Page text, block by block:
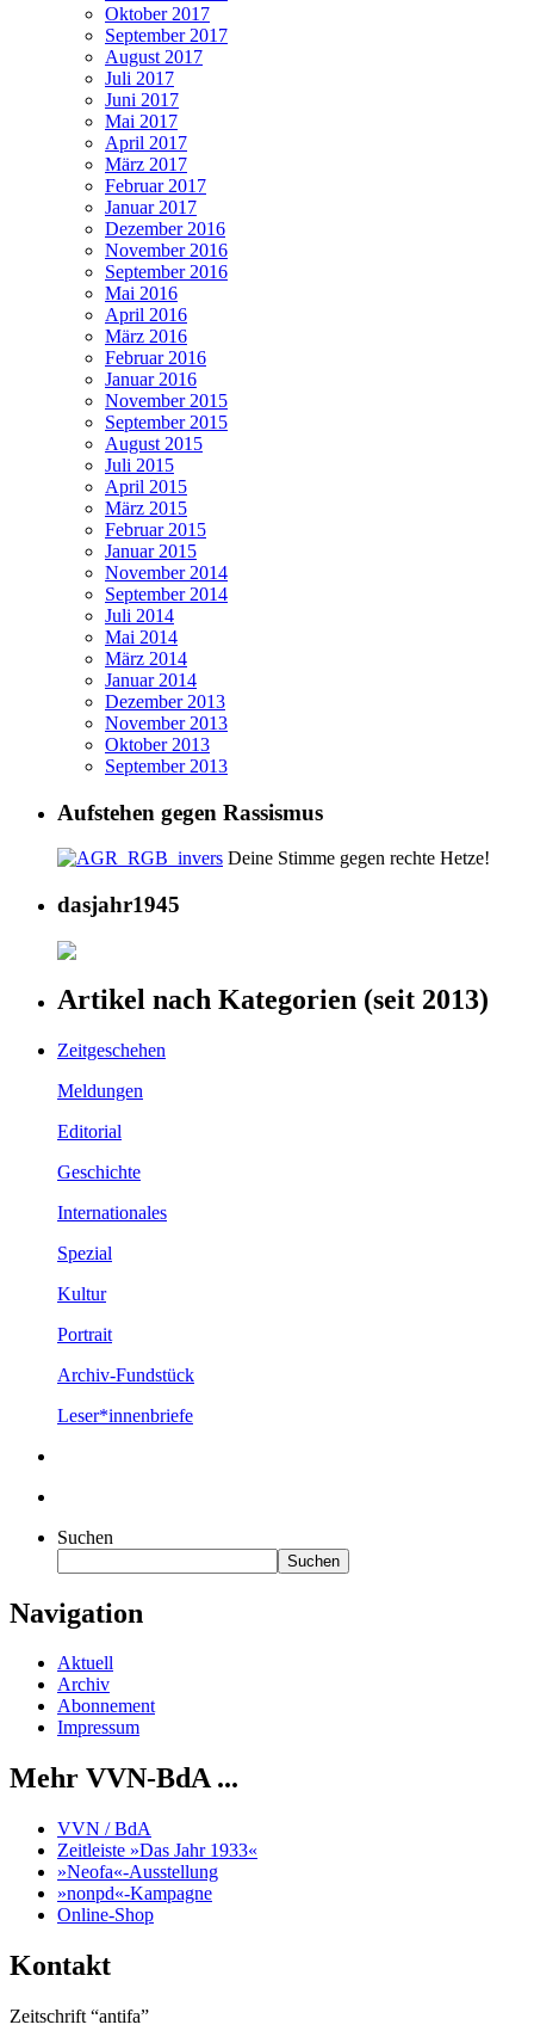
Oktober 2017
September 2017
August 2017
Juli 2017
Juni 2017
Mai 2017
April 2017
März 2017
Februar 2017
Januar 2017
Dezember 2016
November 2016
September 2016
Mai 2016
April 2016
März 2016
Februar 2016
Januar 2016
November 2015
September 2015
August 2015
Juli 2015
April 2015
März 2015
Februar 2015
Januar 2015
November 2014
September 2014
Juli 2014
Mai 2014
März 2014
Januar 2014
Dezember 2013
November 2013
Oktober 2013
September 2013
Aufstehen gegen Rassismus
Deine Stimme gegen rechte Hetze!
dasjahr1945
Artikel nach Kategorien (seit 2013)
Zeitgeschehen
Meldungen
Editorial
Geschichte
Internationales
Spezial
Kultur
Portrait
Archiv-Fundstück
Leser*innenbriefe
Suchen
Suchen
Navigation
Aktuell
Archiv
Abonnement
Impressum
Mehr VVN-BdA ...
VVN / BdA
Zeitleiste »Das Jahr 1933«
»Neofa«-Ausstellung
»nonpd«-Kampagne
Online-Shop
Kontakt
Zeitschrift “antifa”